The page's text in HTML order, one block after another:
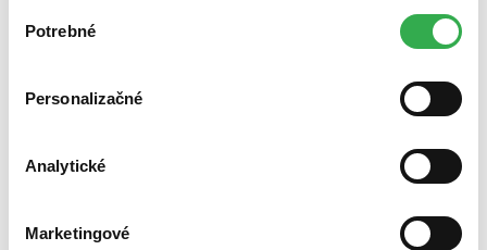
nám pomohlo, keby sme mohli používať všetky tieto
súhlasu
Potrebné
Personalizačné
Analytické
Marketingové